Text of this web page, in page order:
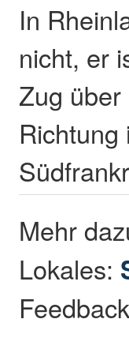
In
nicht, er
Zug
Mehr
Lokales: